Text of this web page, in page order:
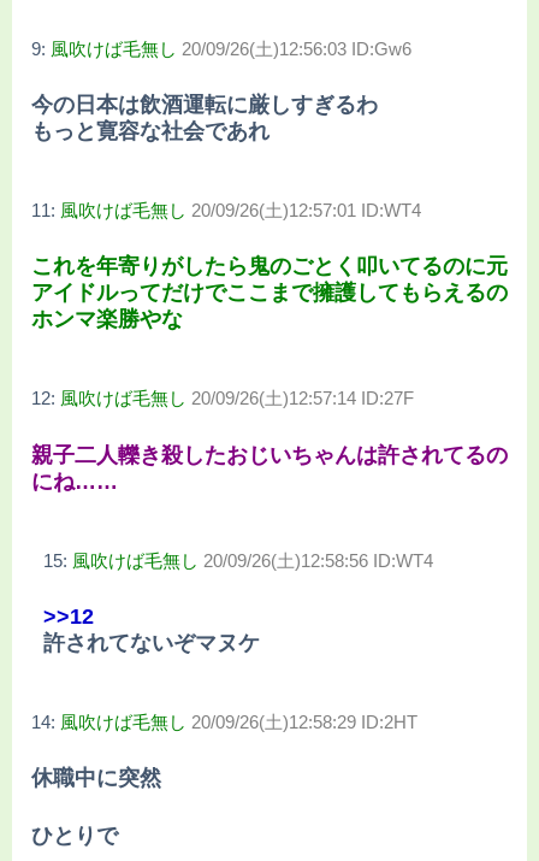
9: 風吹けば毛無し 20/09/26(土)12:56:03 ID:Gw6
今の日本は飲酒運転に厳しすぎるわ
もっと寛容な社会であれ
11: 風吹けば毛無し 20/09/26(土)12:57:01 ID:WT4
これを年寄りがしたら鬼のごとく叩いてるのに元
アイドルってだけでここまで擁護してもらえるの
ホンマ楽勝やな
12: 風吹けば毛無し 20/09/26(土)12:57:14 ID:27F
親子二人轢き殺したおじいちゃんは許されてるの
にね……
15: 風吹けば毛無し 20/09/26(土)12:58:56 ID:WT4
>>12
許されてないぞマヌケ
14: 風吹けば毛無し 20/09/26(土)12:58:29 ID:2HT
休職中に突然
ひとりで